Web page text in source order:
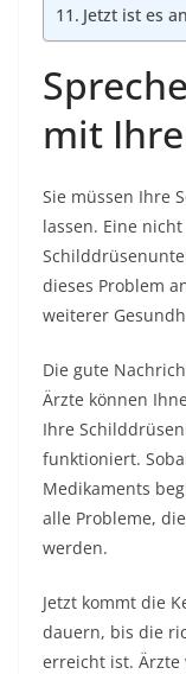
Jetzt ist es
mit
Sie müssen Ihre
lassen. Eine
dieses Problem
weiterer
Die gute
Ärzte können
Ihre
funktioniert.
Medikaments
alle Probleme,
werden.
Jetzt kommt die
dauern, bis die
erreicht ist. Ärzte